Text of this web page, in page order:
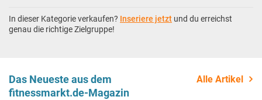
In dieser Kategorie verkaufen? Inseriere jetzt und du erreichst
genau die richtige Zielgruppe!
Das Neueste aus dem
fitnessmarkt.de-Magazin
Alle Artikel